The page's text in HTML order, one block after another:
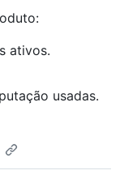
ativos.
usadas.